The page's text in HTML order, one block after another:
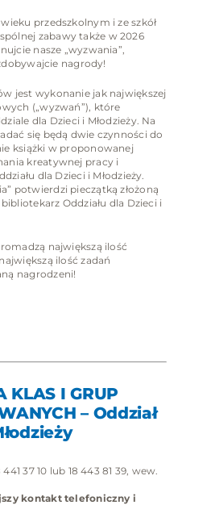
przedszkolnym i ze szkół
zabawy także w 2026
nasze „wyzwania”,
nagrody!
jest wykonanie jak największej
(„wyzwań”), które
dla Dzieci i Młodzieży. Na
się będą dwie czynności do
książki w proponowanej
kreatywnej pracy i
dla Dzieci i Młodzieży.
potwierdzi pieczątką złożoną
Oddziału dla Dzieci i
największą ilość
ilość zadań
nagrodzeni!
KLAS I GRUP
– Oddział
37 10 lub 18 443 81 39, wew.
kontakt telefoniczny i